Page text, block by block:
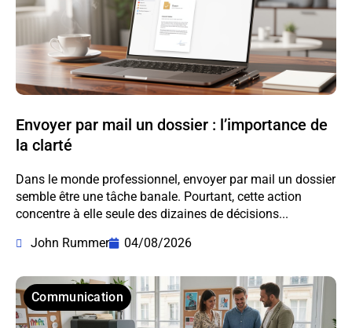
Envoyer par mail un dossier : l’importance de
la clarté
Dans le monde professionnel, envoyer par mail un dossier
semble être une tâche banale. Pourtant, cette action
concentre à elle seule des dizaines de décisions...
John Rummer
04/08/2026
Communication